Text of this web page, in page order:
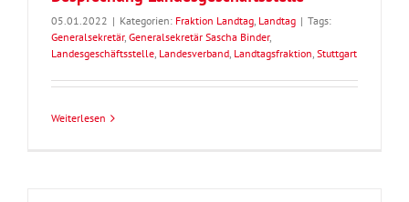
05.01.2022 | Kategorien: Fraktion Landtag, Landtag | Tags:
Generalsekretär, Generalsekretär Sascha Binder,
Landesgeschäftsstelle, Landesverband, Landtagsfraktion, Stuttgart
Weiterlesen